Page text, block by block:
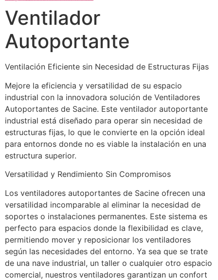
Ventilador
Autoportante
Ventilación Eficiente sin Necesidad de Estructuras Fijas
Mejore la eficiencia y versatilidad de su espacio
industrial con la innovadora solución de Ventiladores
Autoportantes de Sacine. Este ventilador autoportante
industrial está diseñado para operar sin necesidad de
estructuras fijas, lo que le convierte en la opción ideal
para entornos donde no es viable la instalación en una
estructura superior.
Versatilidad y Rendimiento Sin Compromisos
Los ventiladores autoportantes de Sacine ofrecen una
versatilidad incomparable al eliminar la necesidad de
soportes o instalaciones permanentes. Este sistema es
perfecto para espacios donde la flexibilidad es clave,
permitiendo mover y reposicionar los ventiladores
según las necesidades del entorno. Ya sea que se trate
de una nave industrial, un taller o cualquier otro espacio
comercial, nuestros ventiladores garantizan un confort